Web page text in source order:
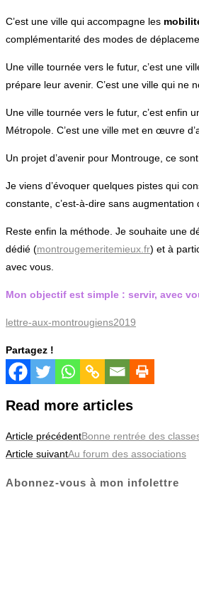
C’est une ville qui accompagne les
complémentarité des modes de
Une ville tournée vers le futur, c’est une
prépare leur avenir. C’est une ville qui ne
Une ville tournée vers le futur, c’est enfin
Métropole. C’est une ville met en œuvre
Un projet d’avenir pour Montrouge, ce
Je viens d’évoquer quelques pistes qui
constante, c’est-à-dire sans augmentation
Reste enfin la méthode. Je souhaite une
dédié (montrougemeritemieux.fr) et à
avec vous.
Mon objectif est simple : servir, avec
lettre-aux-montrougiens2019
Partagez !
Read more articles
Article précédentBonne rentrée des
Article suivantAu forum des associations
Abonnez-vous à mon infolettre